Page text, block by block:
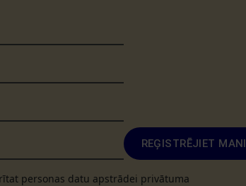
REĢISTRĒJIET MANI
personas datu apstrādei privātuma